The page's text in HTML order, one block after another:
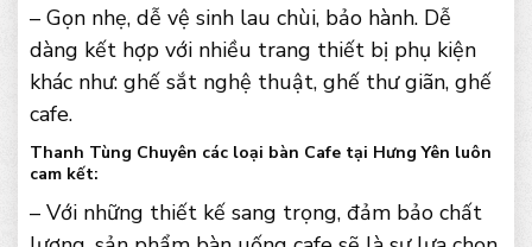
– Gọn nhẹ, dễ vệ sinh lau chùi, bảo hành. Dễ
dàng kết hợp với nhiều trang thiết bị phụ kiện
khác như: ghế sắt nghệ thuật, ghế thư giãn, ghế
cafe.
Thanh Tùng Chuyên các loại bàn Cafe tại Hưng Yên luôn
cam kết:
– Với những thiết kế sang trọng, đảm bảo chất